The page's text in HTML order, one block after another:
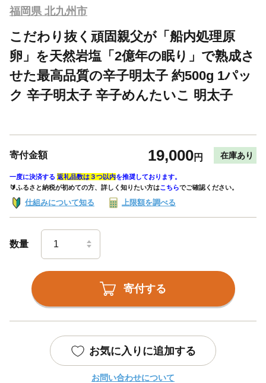
福岡県 北九州市
こだわり抜く頑固親父が「船内処理原
卵」を天然岩塩「2億年の眠り」で熟成さ
せた最高品質の辛子明太子 約500g 1パッ
ク 辛子明太子 辛子めんたいこ 明太子
寄付金額 19,000円 在庫あり
一度に決済する 返礼品数は３つ以内を推奨しております。
🔰ふるさと納税が初めての方、詳しく知りたい方はこちらでご確認ください。
仕組みについて知る 上限額を調べる
数量
寄付する
お気に入りに追加する
お問い合わせについて